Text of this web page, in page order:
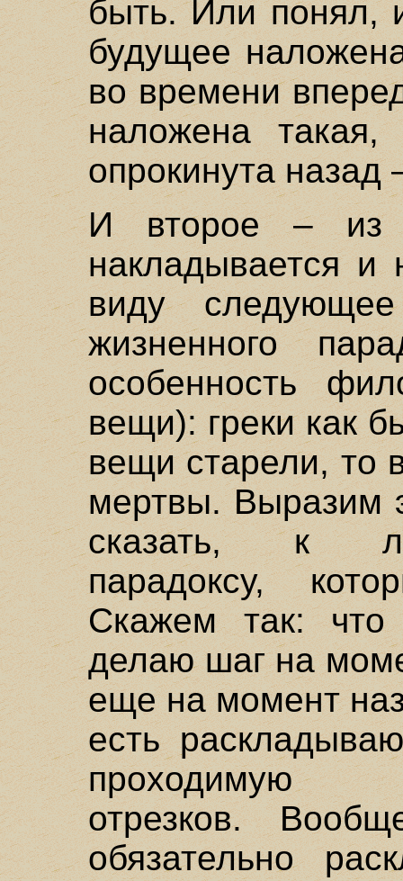
быть. Или понял,
будущее
во времени
наложена
опрокинута
И второе – из
накладывается
виду
жизненного
особенность
вещи): греки как
вещи старели, то
мертвы. Выразим
сказать, к
парадоксу,
Скажем так:
делаю шаг на
еще на момент
есть
проходимую
отрезков.
обязательно